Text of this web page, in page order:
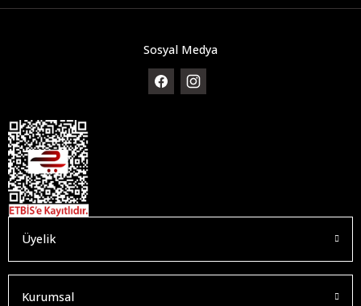
Sosyal Medya
Üyelik
Kurumsal